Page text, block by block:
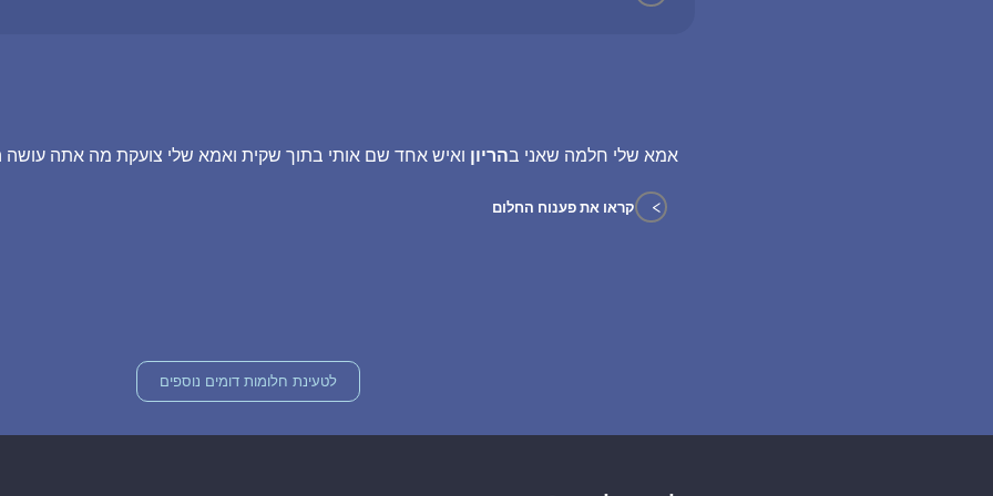
אמא שלי חלמה שאני בהריון ואיש אחד שם אותי בתוך שקית ואמא שלי צועקת מה אתה עושה
> קראו את פענוח החלום
לטעינת חלומות דומים נוספים